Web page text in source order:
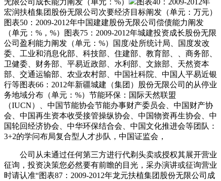
无限公司成长能力阐发（单元：%）
图表40：2009-2012年
宏润扶植集团股份无限公司次要经济目标阐发（单元：万元）
图表50：2009-2012年中国建建股份无限公司偿债能力阐发
（单元：%，%）图表75：2009-2012年城建投资成长股份无限
公司盈利能力阐发（单元：%）国度/处所统计局、国度发改
委、工业和消息化部、科技部、住建部、教育部、、商务部、
卫健委、财务部、平易近政部、水利部、文旅部、天然资本
部、交通运输部、农业农村部、中国社科院、中国人平易近银
行等图表66：2012年新疆城建（集团）股份无限公司的从停业
务地域分布（单元：%）节能环保：国际天然联盟
（IUCN）、中国节能协会节能办事财产委员会、中国财产协
会、中国再生资本收受接管操纵协会、中国物资再生协会、中
国轮回经济协会、中华环保结合会、中国文化推进会等团队：
3+2的学问布局复合型人才步队，中国证监会，
公司从未通过任何第三方进行代剃头卖或授权其展开营业
征询，投资决策您必然要有前瞻的目光，采办演讲或征询营业
时请认准“图表87：2009-2012年龙元扶植集团股份无限公司成